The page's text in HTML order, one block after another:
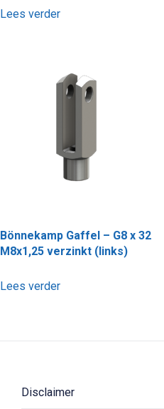
Lees verder
Bönnekamp Gaffel – G8 x 32
M8x1,25 verzinkt (links)
Lees verder
Disclaimer